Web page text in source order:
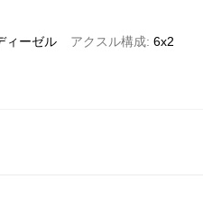
ィーゼル アクスル構成 6x2